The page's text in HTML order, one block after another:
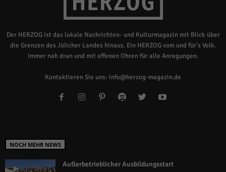
Der HERZOG ist das lokale Nachrichten- und Kulturmagazin mit Blick über
die Grenzen des Jülicher Landes hinaus. Ein HERZOG vom und für's Volk.
Immer nah dran und mit offenen Ohren für alle Anregungen.
Kontaktieren Sie uns: info@herzog-magazin.de
NOCH MEHR NEWS
Außerbetrieblicher Ausbildungsstart